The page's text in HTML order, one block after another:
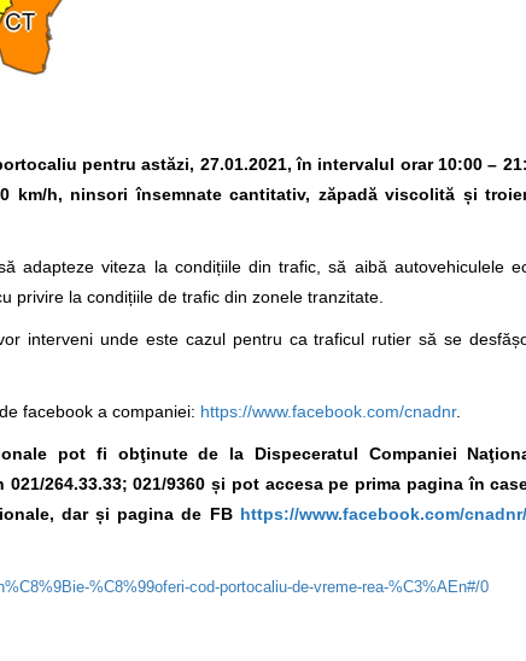
pentru astăzi, 27.01.2021, în intervalul orar 10:00 –
h, ninsori însemnate cantitativ, zăpadă viscolită și
adapteze viteza la condițiile din trafic, să aibă autovehiculele
privire la condițiile de trafic din zonele tranzitate.
interveni unde este cazul pentru ca traficul rutier să se
facebook a companiei: https://www.facebook.com/cnadnr.
pot fi obţinute de la Dispeceratul Companiei
264.33.33; 021/9360 și pot accesa pe prima pagina în
dar și pagina de FB https://www.facebook.com/cnadnr/
%C8%99oferi-cod-portocaliu-de-vreme-rea-%C3%AEn#/0